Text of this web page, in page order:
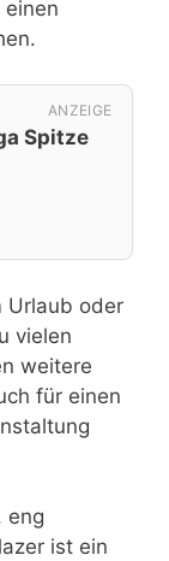
ANZEIGE
Spitze
Urlaub oder
vielen
weitere
für einen
eng
ist ein